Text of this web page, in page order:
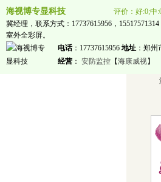
海视博专显科技 评价：好:0;中
冀经理，联系方式：17737615956，
室外全彩屏。
电话：17737615956 地址 ：郑
经营 ： 安防监控 【海康威视】